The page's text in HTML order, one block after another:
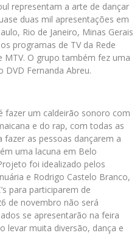
representam a arte de dançar
duas mil apresentações em
Rio de Janeiro, Minas Gerais
programas de TV da Rede
MTV. O grupo também fez uma
DVD Fernanda Abreu.
fazer um caldeirão sonoro com
e do rap, com todas as
fazer as pessoas dançarem a
uma lacuna em Belo
foi idealizado pelos
e Rodrigo Castelo Branco,
para participarem de
de novembro não será
se apresentarão na feira
levar muita diversão, dança e